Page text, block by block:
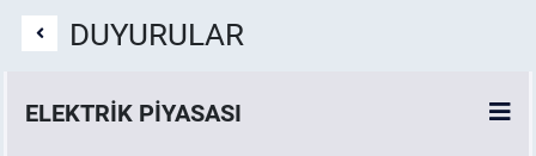
DUYURULAR
ELEKTRİK PİYASASI